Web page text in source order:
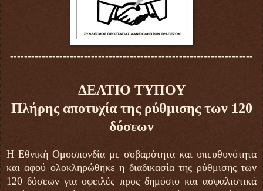
---------------------------------------------------------------------
ΔΕΛΤΙΟ ΤΥΠΟΥ
Πλήρης αποτυχία της ρύθμισης των 120
δόσεων
Η Εθνική Ομοσπονδία με σοβαρότητα και υπευθυνότητα
και αφού ολοκληρώθηκε η διαδικασία της ρύθμισης των
120 δόσεων για οφειλές προς δημόσιο και ασφαλιστικά